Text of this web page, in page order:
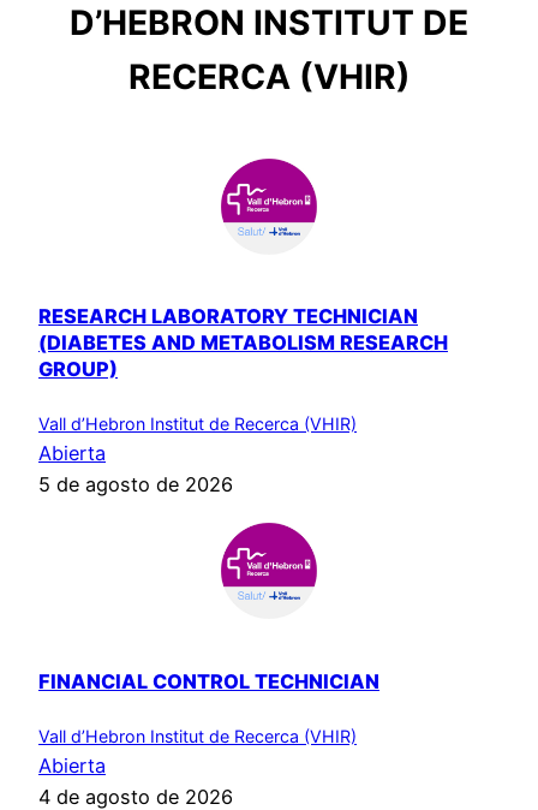
D’HEBRON INSTITUT DE
RECERCA (VHIR)
RESEARCH LABORATORY TECHNICIAN
(DIABETES AND METABOLISM RESEARCH
GROUP)
Vall d’Hebron Institut de Recerca (VHIR)
Abierta
5 de agosto de 2026
FINANCIAL CONTROL TECHNICIAN
Vall d’Hebron Institut de Recerca (VHIR)
Abierta
4 de agosto de 2026